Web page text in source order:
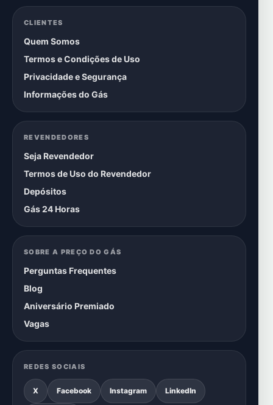
CLIENTES
Quem Somos
Termos e Condições de Uso
Privacidade e Segurança
Informações do Gás
REVENDEDORES
Seja Revendedor
Termos de Uso do Revendedor
Depósitos
Gás 24 Horas
SOBRE A PREÇO DO GÁS
Perguntas Frequentes
Blog
Aniversário Premiado
Vagas
REDES SOCIAIS
X Facebook Instagram LinkedIn